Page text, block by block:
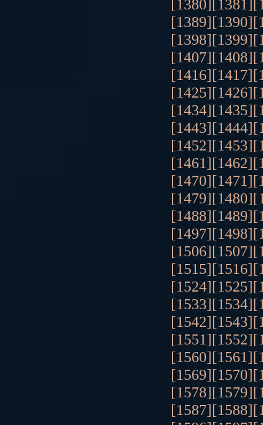
[1380] [1381]
[1389][1390]
[1398][1399]
[1407][1408]
[1416][1417]
[1425][1426]
[1434][1435]
[1443][1444]
[1452][1453]
[1461][1462]
[1470][1471]
[1479][1480]
[1488][1489]
[1497][1498]
[1506][1507]
[1515][1516]
[1524][1525]
[1533][1534]
[1542][1543]
[1551][1552]
[1560][1561]
[1569][1570]
[1578][1579]
[1587][1588]